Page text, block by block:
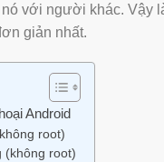
với người khác. Vậy
giản nhất.
Android
root)
(không root)